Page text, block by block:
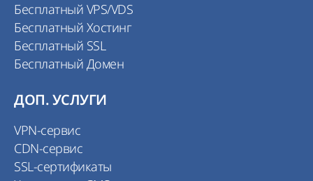
Бесплатный VPS/VDS
Бесплатный Хостинг
Бесплатный SSL
Бесплатный Домен
ДОП. УСЛУГИ
VPN-сервис
CDN-сервис
SSL-сертификаты